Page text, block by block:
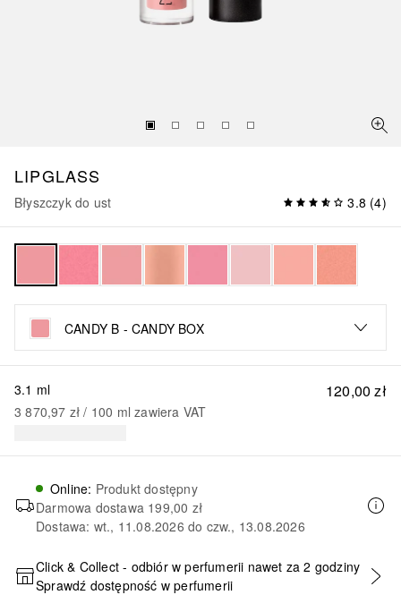
LIPGLASS
Błyszczyk do ust 3.8 (4)
CANDY B - CANDY BOX
120,00 zł
3.1 ml
3 870,97 zł / 100 ml zawiera VAT
Online: Produkt dostępny
Darmowa dostawa 199,00 zł
Dostawa: wt., 11.08.2026 do czw., 13.08.2026
DODAJ DO KOSZYKA
Click & Collect - odbiór w perfumerii nawet za 2 godziny
Sprawdź dostępność w perfumerii